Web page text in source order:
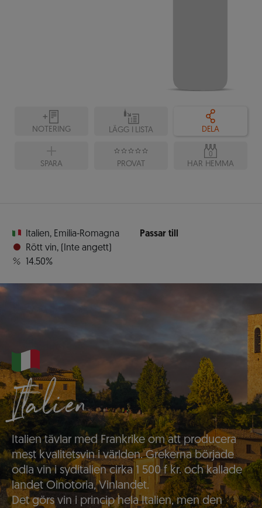
NOTERING LÄGG I LISTA DELA
SPARA PROVAT
0
HAR HEMMA
Italien, Emilia-Romagna
Rött vin,
(Inte angett)
14.50%
Passar till
Italien
Italien tävlar med Frankrike om att producera
mest kvalitetsvin i världen. Grekerna började
odla vin i syditalien cirka 1 500 f kr. och kallade
landet Oinotoria, Vinlandet.
Det görs vin i princip hela Italien, men den